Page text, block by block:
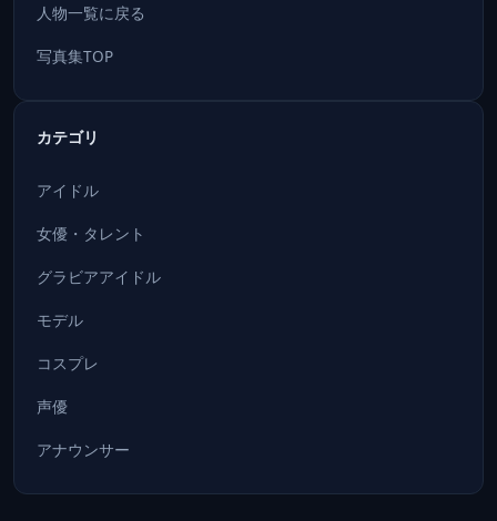
人物一覧に戻る
写真集TOP
カテゴリ
アイドル
女優・タレント
グラビアアイドル
モデル
コスプレ
声優
アナウンサー